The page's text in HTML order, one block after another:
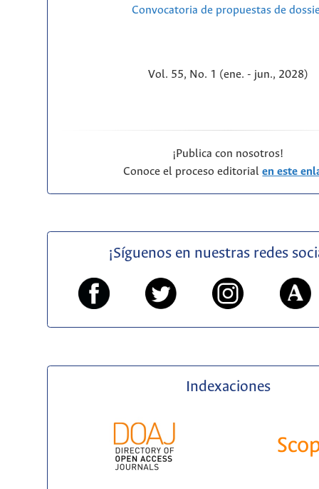
Convocatoria de propuestas de
Vol. 55, No. 1 (ene. - jun., 2028)
¡Publica con nosotros!
Conoce el proceso editorialen este
¡Síguenos en nuestras redes
Indexaciones